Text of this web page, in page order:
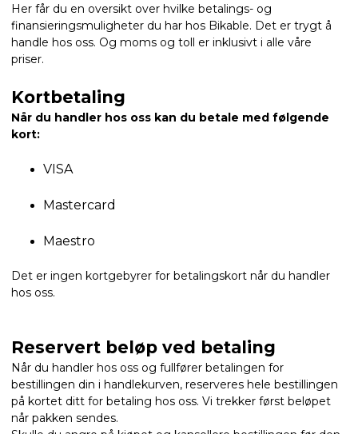
Her får du en oversikt over hvilke betalings- og
finansieringsmuligheter du har hos Bikable. Det er trygt å
handle hos oss. Og moms og toll er inklusivt i alle våre
priser.
Kortbetaling
Når du handler hos oss kan du betale med følgende
kort:
VISA
Mastercard
Maestro
Det er ingen kortgebyrer for betalingskort når du handler
hos oss.
Reservert beløp ved betaling
Når du handler hos oss og fullfører betalingen for
bestillingen din i handlekurven, reserveres hele bestillingen
på kortet ditt for betaling hos oss. Vi trekker først beløpet
når pakken sendes.